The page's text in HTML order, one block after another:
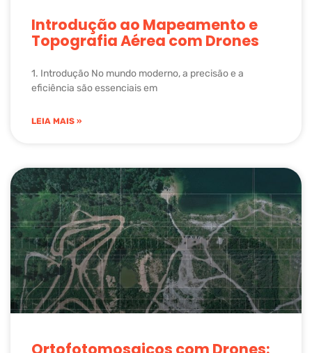
Introdução ao Mapeamento e
Topografia Aérea com Drones
1. Introdução No mundo moderno, a precisão e a
eficiência são essenciais em
LEIA MAIS »